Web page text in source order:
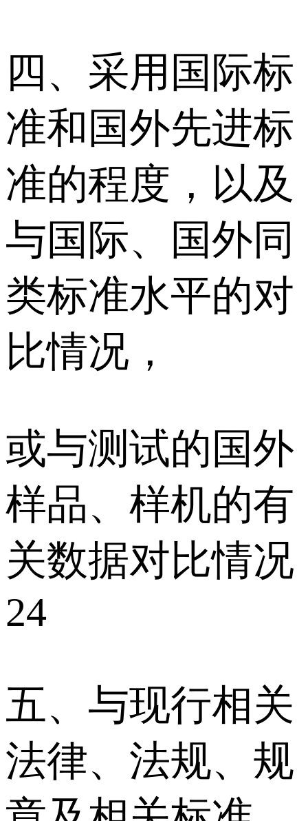
四、采用国际标
准和国外先进标
准的程度，以及
与国际、国外同
类标准水平的对
比情况，
或与测试的国外
样品、样机的有
关数据对比情况
24
五、与现行相关
法律、法规、规